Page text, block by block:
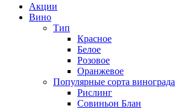
Акции
Вино
Тип
Красное
Белое
Розовое
Оранжевое
Популярные сорта винограда
Рислинг
Совиньон Блан